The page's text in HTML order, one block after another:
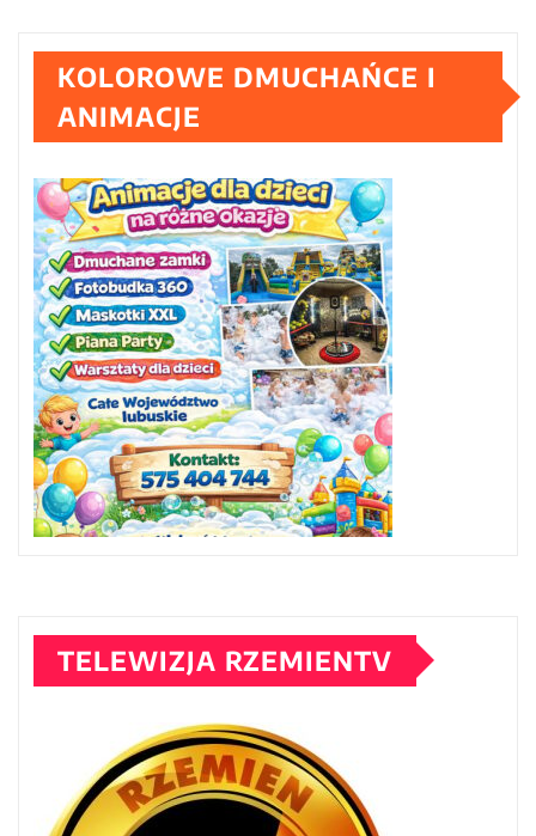
KOLOROWE DMUCHAŃCE I
ANIMACJE
TELEWIZJA RZEMIENTV